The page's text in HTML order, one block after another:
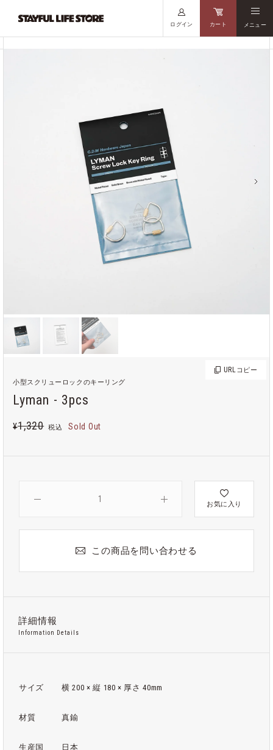
ログイン カート メニュー
URL コピー
小型スクリューロックのキーリング
Lyman - 3pcs
¥1,320 税込 Sold Out
お気に入り
この商品を問い合わせる
詳細情報
Information Details
サイズ 横 200 × 縦 180 × 厚さ 40mm
材質 真鍮
生産国 日本